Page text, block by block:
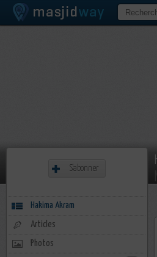
S'abonner
Hakima Akram
Articles
Photos